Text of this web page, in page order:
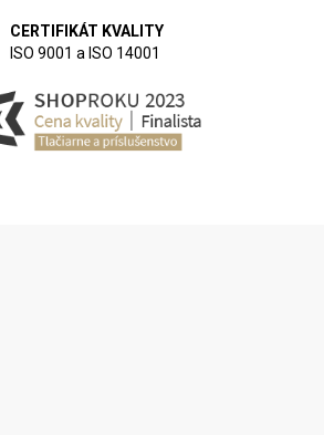
CERTIFIKÁT KVALITY
ISO 9001 a ISO 14001